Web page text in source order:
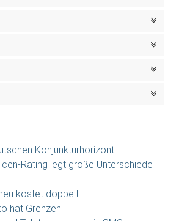
Konjunkturhorizont
Rating legt große Unterschiede
kostet doppelt
hat Grenzen